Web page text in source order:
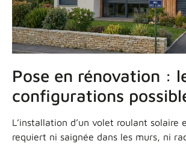
Pose en rénovation :
configurations
L’installation d’un volet roulant solaire
requiert ni saignée dans les murs, ni